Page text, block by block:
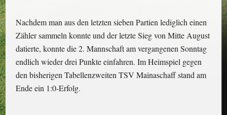
Nachdem man aus den letzten sieben Partien lediglich einen
Zähler sammeln konnte und der letzte Sieg von Mitte August
datierte, konnte die 2. Mannschaft am vergangenen Sonntag
endlich wieder drei Punkte einfahren. Im Heimspiel gegen
den bisherigen Tabellenzweiten TSV Mainaschaff stand am
Ende ein 1:0-Erfolg.